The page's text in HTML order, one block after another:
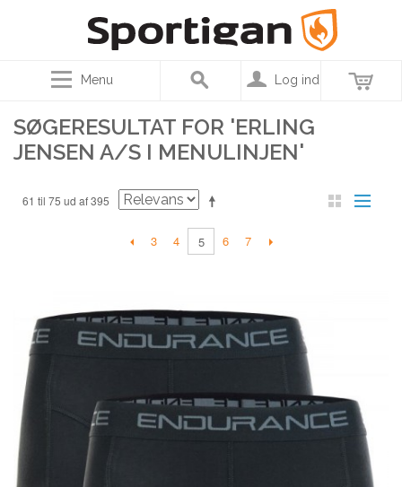
Menu Log ind
SØGERESULTAT FOR 'ERLING
JENSEN A/S I MENULINJEN'
61 til 75 ud af 395
3 4 5 6 7